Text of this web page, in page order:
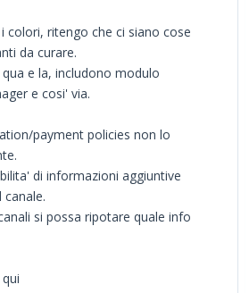
colori, ritengo che ci siano cose
da curare.
e la, includono modulo
e cosi' via.
payment policies non lo
di informazioni aggiuntive
si possa ripotare quale info